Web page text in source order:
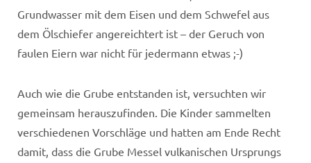
Grundwasser mit dem Eisen und dem Schwefel aus
dem Ölschiefer angereichtert ist – der Geruch von
faulen Eiern war nicht für jedermann etwas ;-)
Auch wie die Grube entstanden ist, versuchten wir
gemeinsam herauszufinden. Die Kinder sammelten
verschiedenen Vorschläge und hatten am Ende Recht
damit, dass die Grube Messel vulkanischen Ursprungs